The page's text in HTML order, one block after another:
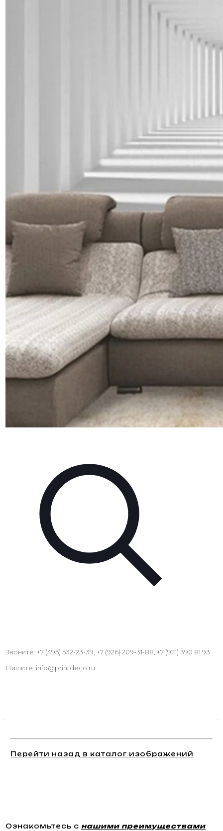
Звоните: +7 (495) 532-23-39, +7 (926) 209-31-88, +7 (921) 390 81 93
Пишите: info@printdeco.ru
Перейти назад в каталог изображений
Ознакомьтесь с нашими преимуществами